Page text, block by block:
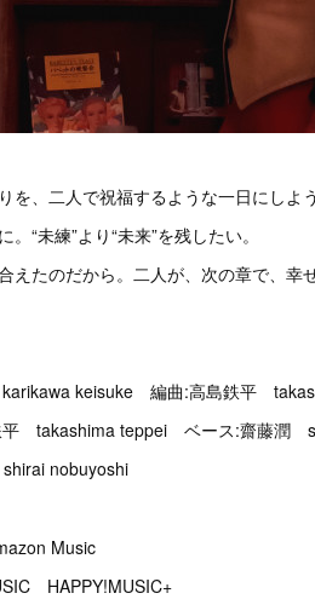
を、二人で祝福するような一日にしよ
“未練”より“未来”を残したい。
えたのだから。二人が、次の章で、幸
keisuke 編曲:高島鉄平
takashima teppei ベース:齋藤潤
nobuyoshi
Music
HAPPY!MUSIC+